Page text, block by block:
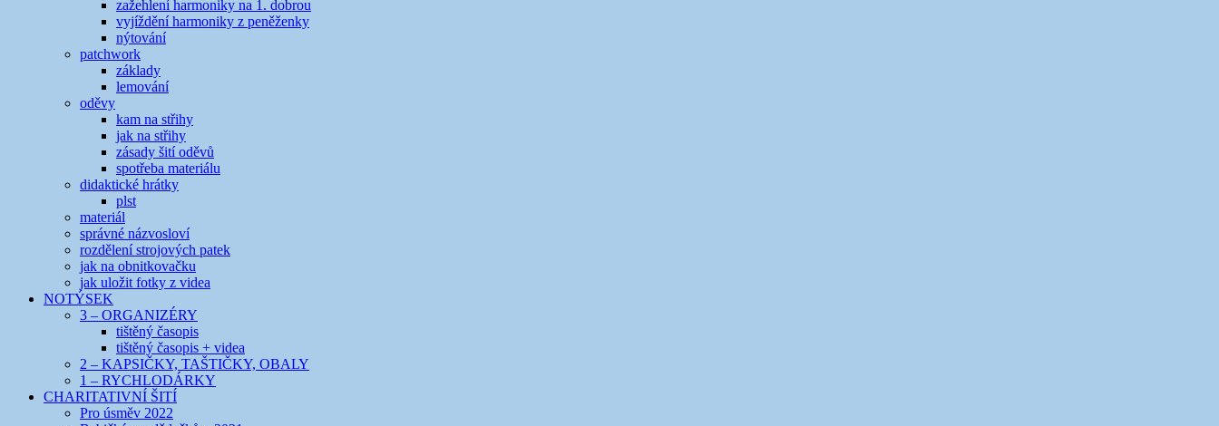
zažehlení harmoniky na 1. dobrou
vyjíždění harmoniky z peněženky
nýtování
patchwork
základy
lemování
oděvy
kam na střihy
jak na střihy
zásady šití oděvů
spotřeba materiálu
didaktické hrátky
plst
materiál
správné názvosloví
rozdělení strojových patek
jak na obnitkovačku
jak uložit fotky z videa
NOTÝSEK
3 – ORGANIZÉRY
tištěný časopis
tištěný časopis + videa
2 – KAPSIČKY, TAŠTIČKY, OBALY
1 – RYCHLODÁRKY
CHARITATIVNÍ ŠITÍ
Pro úsměv 2022